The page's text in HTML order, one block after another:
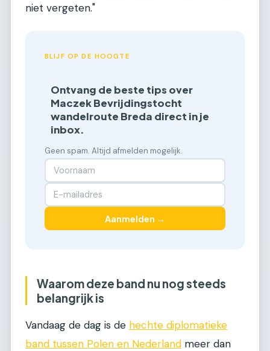
niet vergeten."
BLIJF OP DE HOOGTE
Ontvang de beste tips over
Maczek Bevrijdingstocht
wandelroute Breda direct in je
inbox.
Geen spam. Altijd afmelden mogelijk.
Aanmelden →
Waarom deze band nu nog steeds
belangrijk is
Vandaag de dag is de hechte diplomatieke
band tussen Polen en Nederland meer dan